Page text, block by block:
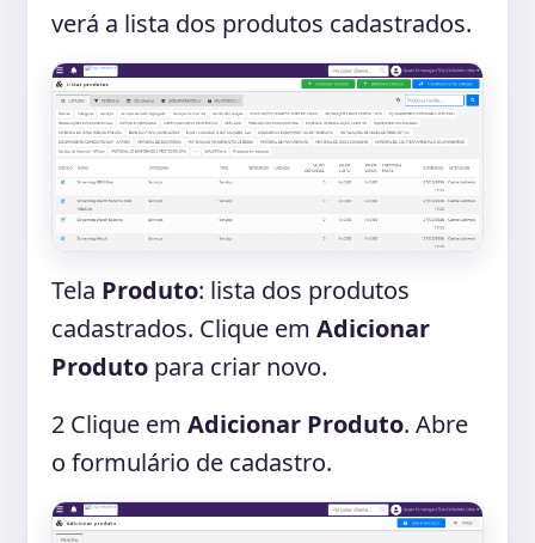
verá a lista dos produtos cadastrados.
Tela Produto: lista dos produtos
cadastrados. Clique em Adicionar
Produto para criar novo.
2 Clique em Adicionar Produto. Abre
o formulário de cadastro.